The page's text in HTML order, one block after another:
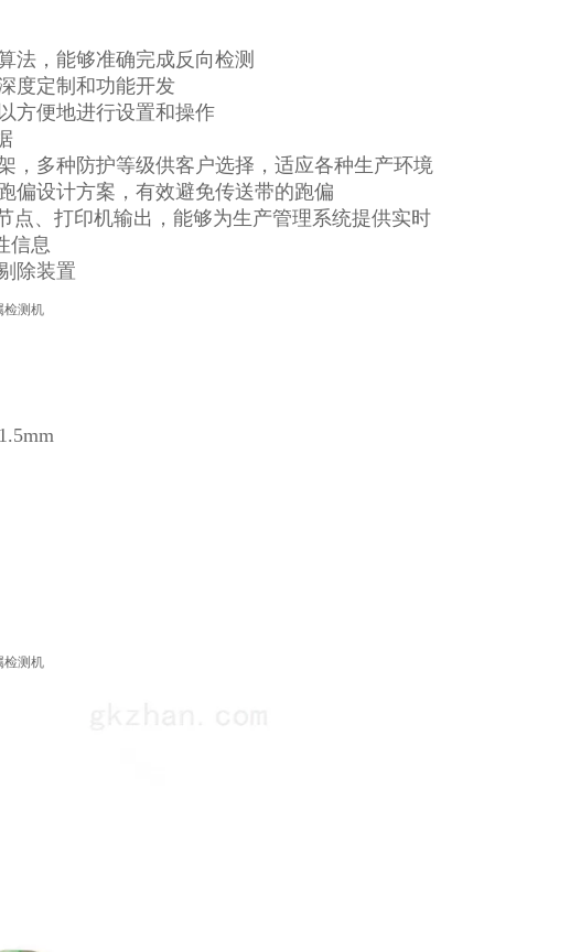
法，能够准确完成反向检测
度定制和功能开发
方便地进行设置和操作
多种防护等级供客户选择，适应各种生产环境
偏设计方案，有效避免传送带的跑偏
点、打印机输出，能够为生产管理系统提供实时
信息
除装置